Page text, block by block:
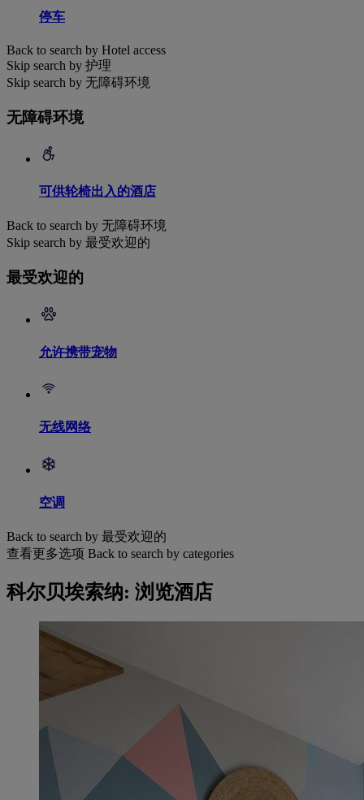
停车
Back to search by Hotel access
Skip search by 护理
Skip search by 无障碍环境
无障碍环境
可供轮椅出入的酒店
Back to search by 无障碍环境
Skip search by 最受欢迎的
最受欢迎的
允许携带宠物
无线网络
空调
Back to search by 最受欢迎的
查看更多选项 Back to search by categories
科尔贝埃索纳: 浏览酒店